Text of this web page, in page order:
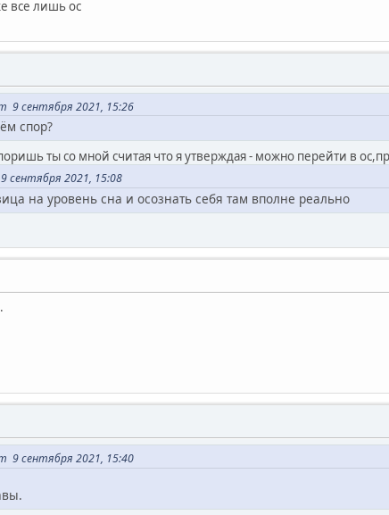
все лишь ос
9 сентября 2021, 15:26
спор?
ты со мной считая что я утверждая - можно перейти в
2021, 15:08
на уровень сна и осознать себя там вполне реально
9 сентября 2021, 15:40